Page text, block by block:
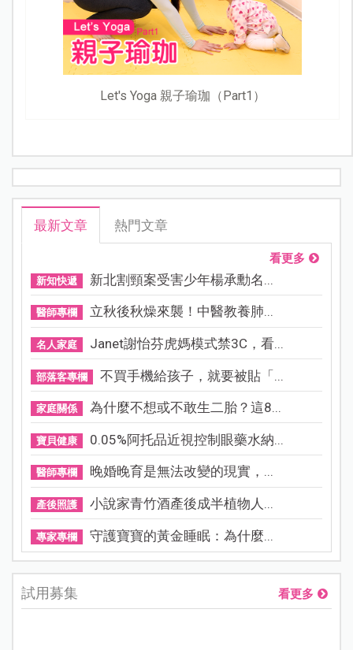
Let's Yoga 親子瑜珈（Part1）
最新文章 熱門文章
看更多
新知快遞 新北割頸案受害少年楊承勳名...
醫師專欄 立秋後秋燥來襲！中醫教養肺...
名人家庭 Janet謝怡芬虎媽模式禁3C，看...
部落客專欄 不買手機給孩子，就要被貼「...
家庭關係 為什麼不想或不敢生二胎？這8...
寶貝健康 0.05%阿托品近視控制眼藥水納...
醫師專欄 晚婚晚育是無法改變的現實，...
產後照護 小說家青竹酒產後成半植物人...
專家專欄 守護寶寶的黃金睡眠：為什麼...
試用募集 看更多